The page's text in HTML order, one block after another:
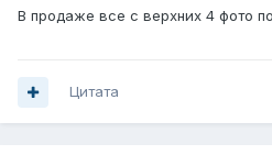
В продаже все с верхних 4 фото
Цитата